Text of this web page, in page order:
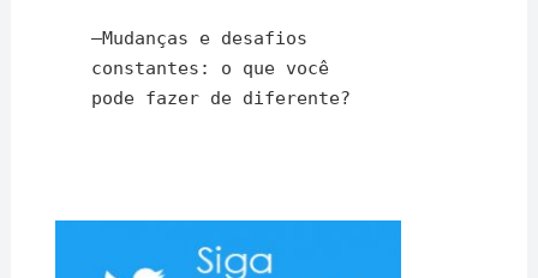
–Mudanças e desafios
constantes: o que você
pode fazer de diferente?